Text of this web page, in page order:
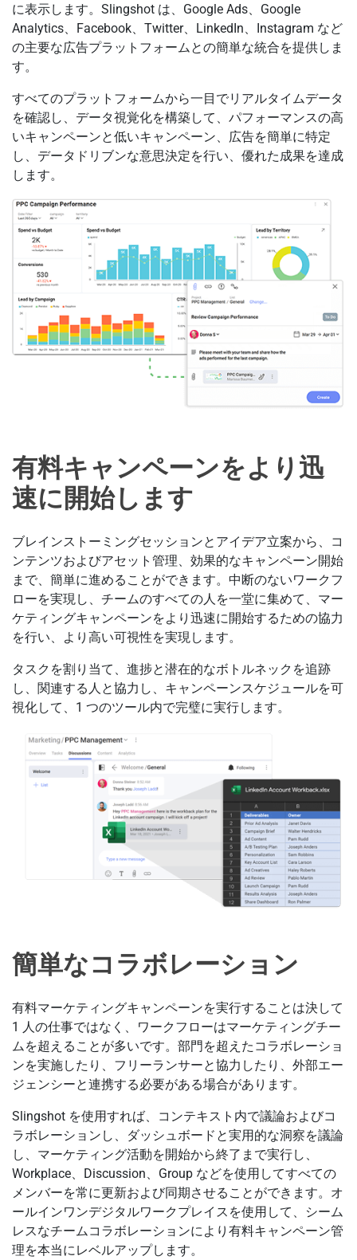
に表示します。Slingshot は、Google Ads、Google
Analytics、Facebook、Twitter、LinkedIn、Instagram など
の主要な広告プラットフォームとの簡単な統合を提供しま
す。
すべてのプラットフォームから一目でリアルタイムデータ
を確認し、データ視覚化を構築して、パフォーマンスの高
いキャンペーンと低いキャンペーン、広告を簡単に特定
し、データドリブンな意思決定を行い、優れた成果を達成
します。
有料キャンペーンをより迅
速に開始します
ブレインストーミングセッションとアイデア立案から、コ
ンテンツおよびアセット管理、効果的なキャンペーン開始
まで、簡単に進めることができます。中断のないワークフ
ローを実現し、チームのすべての人を一堂に集めて、マー
ケティングキャンペーンをより迅速に開始するための協力
を行い、より高い可視性を実現します。
タスクを割り当て、進捗と潜在的なボトルネックを追跡
し、関連する人と協力し、キャンペーンスケジュールを可
視化して、1 つのツール内で完璧に実行します。
簡単なコラボレーション
有料マーケティングキャンペーンを実行することは決して
1 人の仕事ではなく、ワークフローはマーケティングチー
ムを超えることが多いです。部門を超えたコラボレーショ
ンを実施したり、フリーランサーと協力したり、外部エー
ジェンシーと連携する必要がある場合があります。
Slingshot を使用すれば、コンテキスト内で議論およびコ
ラボレーションし、ダッシュボードと実用的な洞察を議論
し、マーケティング活動を開始から終了まで実行し、
Workplace、Discussion、Group などを使用してすべての
メンバーを常に更新および同期させることができます。オ
ールインワンデジタルワークプレイスを使用して、シーム
レスなチームコラボレーションにより有料キャンペーン管
理を本当にレベルアップします。